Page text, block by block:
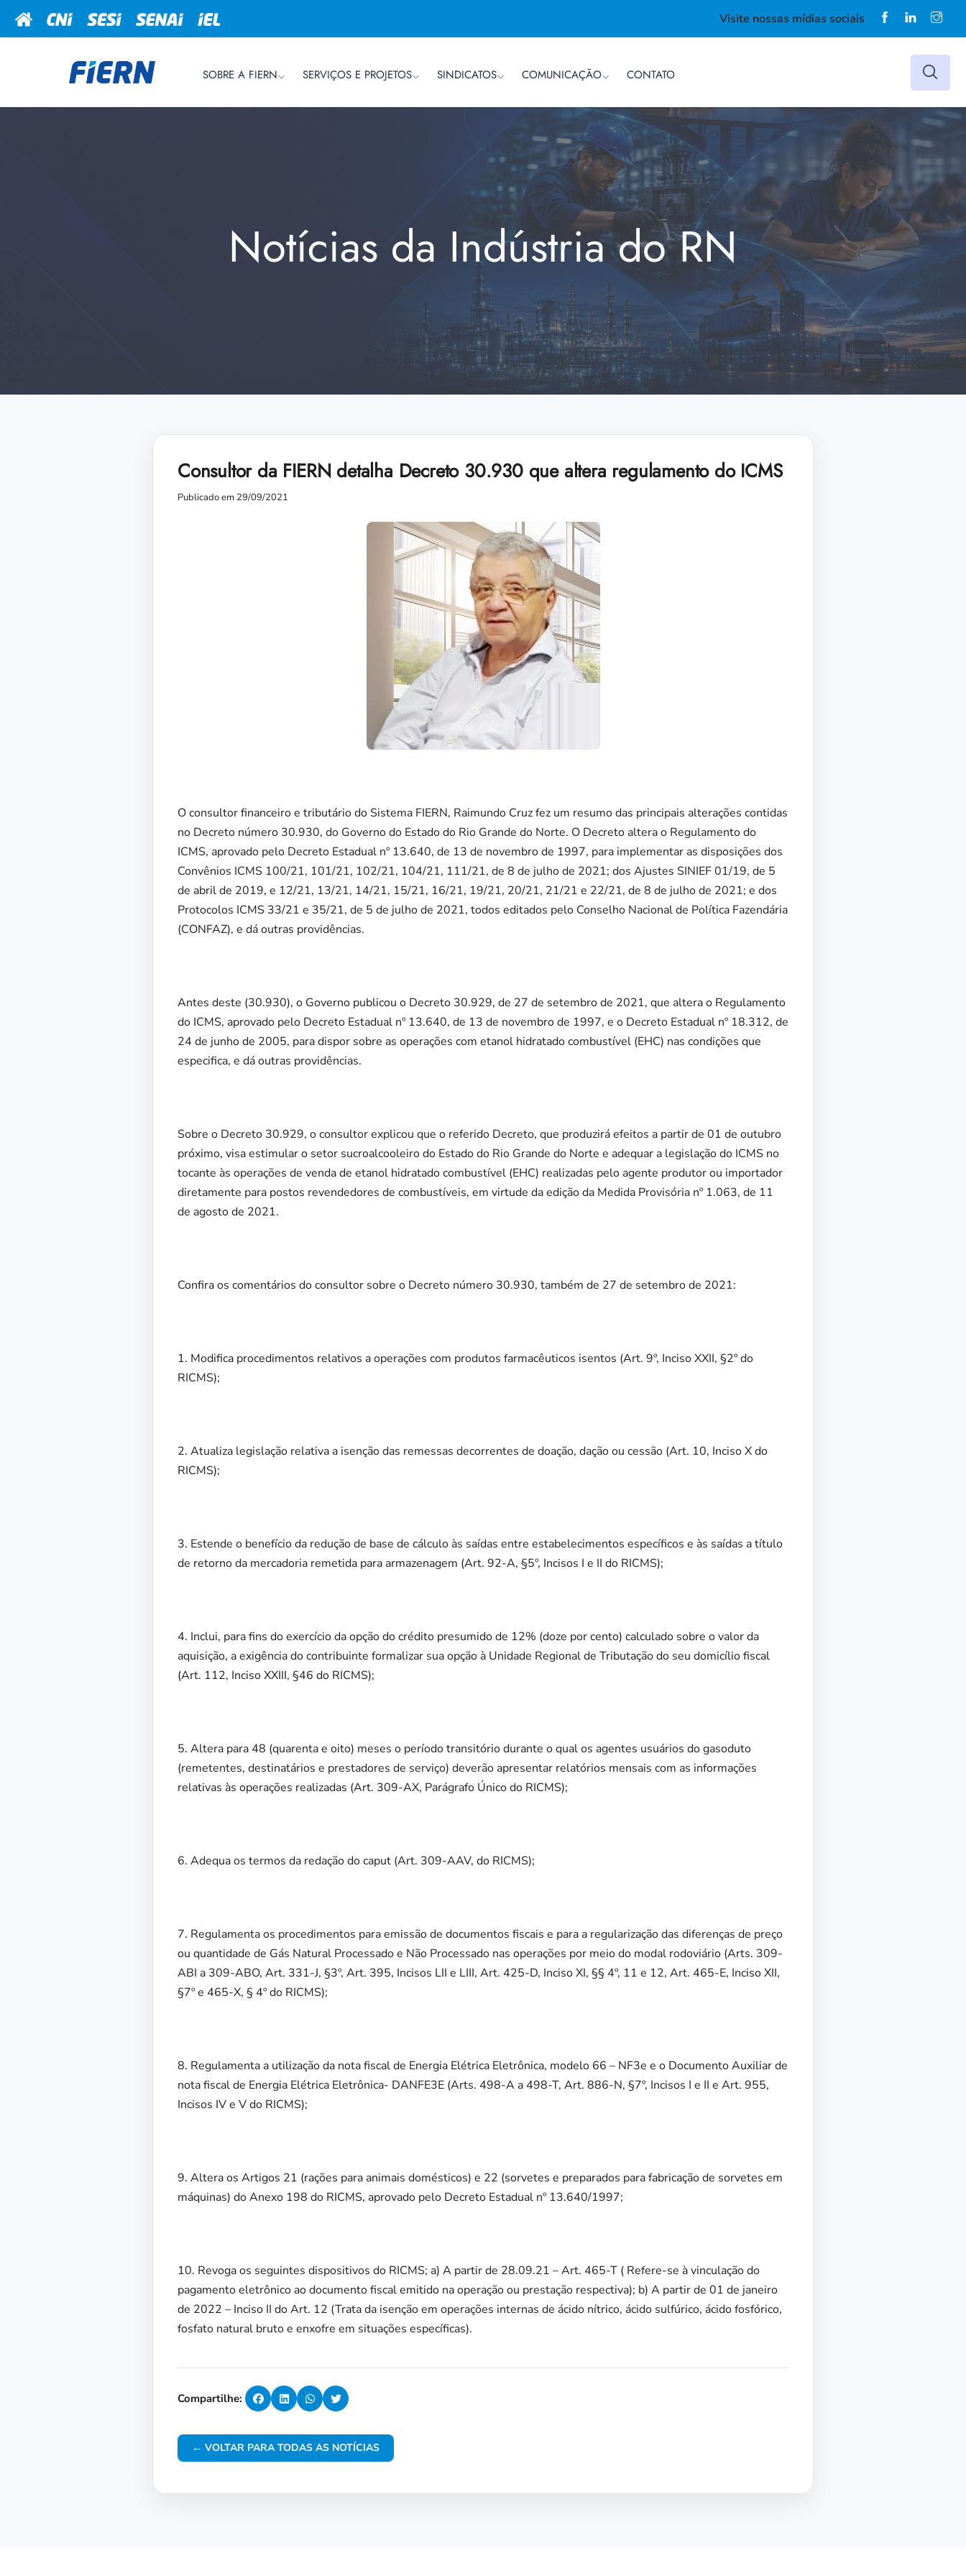
Visite nossas mídias sociais
SOBRE A FIERN SERVIÇOS E PROJETOS SINDICATOS COMUNICAÇÃO CONTATO
Notícias da Indústria do RN
Consultor da FIERN detalha Decreto 30.930 que altera regulamento do ICMS
Publicado em 29/09/2021
O consultor financeiro e tributário do Sistema FIERN, Raimundo Cruz fez um resumo das principais alterações contidas
no Decreto número 30.930, do Governo do Estado do Rio Grande do Norte. O Decreto altera o Regulamento do
ICMS, aprovado pelo Decreto Estadual nº 13.640, de 13 de novembro de 1997, para implementar as disposições dos
Convênios ICMS 100/21, 101/21, 102/21, 104/21, 111/21, de 8 de julho de 2021; dos Ajustes SINIEF 01/19, de 5
de abril de 2019, e 12/21, 13/21, 14/21, 15/21, 16/21, 19/21, 20/21, 21/21 e 22/21, de 8 de julho de 2021; e dos
Protocolos ICMS 33/21 e 35/21, de 5 de julho de 2021, todos editados pelo Conselho Nacional de Política Fazendária
(CONFAZ), e dá outras providências.
Antes deste (30.930), o Governo publicou o Decreto 30.929, de 27 de setembro de 2021, que altera o Regulamento
do ICMS, aprovado pelo Decreto Estadual nº 13.640, de 13 de novembro de 1997, e o Decreto Estadual nº 18.312, de
24 de junho de 2005, para dispor sobre as operações com etanol hidratado combustível (EHC) nas condições que
especifica, e dá outras providências.
Sobre o Decreto 30.929, o consultor explicou que o referido Decreto, que produzirá efeitos a partir de 01 de outubro
próximo, visa estimular o setor sucroalcooleiro do Estado do Rio Grande do Norte e adequar a legislação do ICMS no
tocante às operações de venda de etanol hidratado combustível (EHC) realizadas pelo agente produtor ou importador
diretamente para postos revendedores de combustíveis, em virtude da edição da Medida Provisória nº 1.063, de 11
de agosto de 2021.
Confira os comentários do consultor sobre o Decreto número 30.930, também de 27 de setembro de 2021:
1. Modifica procedimentos relativos a operações com produtos farmacêuticos isentos (Art. 9º, Inciso XXII, §2º do
RICMS);
2. Atualiza legislação relativa a isenção das remessas decorrentes de doação, dação ou cessão (Art. 10, Inciso X do
RICMS);
3. Estende o benefício da redução de base de cálculo às saídas entre estabelecimentos específicos e às saídas a título
de retorno da mercadoria remetida para armazenagem (Art. 92-A, §5º, Incisos I e II do RICMS);
4. Inclui, para fins do exercício da opção do crédito presumido de 12% (doze por cento) calculado sobre o valor da
aquisição, a exigência do contribuinte formalizar sua opção à Unidade Regional de Tributação do seu domicílio fiscal
(Art. 112, Inciso XXIII, §46 do RICMS);
5. Altera para 48 (quarenta e oito) meses o período transitório durante o qual os agentes usuários do gasoduto
(remetentes, destinatários e prestadores de serviço) deverão apresentar relatórios mensais com as informações
relativas às operações realizadas (Art. 309-AX, Parágrafo Único do RICMS);
6. Adequa os termos da redação do caput (Art. 309-AAV, do RICMS);
7. Regulamenta os procedimentos para emissão de documentos fiscais e para a regularização das diferenças de preço
ou quantidade de Gás Natural Processado e Não Processado nas operações por meio do modal rodoviário (Arts. 309-
ABI a 309-ABO, Art. 331-J, §3º, Art. 395, Incisos LII e LIII, Art. 425-D, Inciso XI, §§ 4º, 11 e 12, Art. 465-E, Inciso XII,
§7º e 465-X, § 4º do RICMS);
8. Regulamenta a utilização da nota fiscal de Energia Elétrica Eletrônica, modelo 66 – NF3e e o Documento Auxiliar de
nota fiscal de Energia Elétrica Eletrônica- DANFE3E (Arts. 498-A a 498-T, Art. 886-N, §7º, Incisos I e II e Art. 955,
Incisos IV e V do RICMS);
9. Altera os Artigos 21 (rações para animais domésticos) e 22 (sorvetes e preparados para fabricação de sorvetes em
máquinas) do Anexo 198 do RICMS, aprovado pelo Decreto Estadual nº 13.640/1997;
10. Revoga os seguintes dispositivos do RICMS; a) A partir de 28.09.21 – Art. 465-T ( Refere-se à vinculação do
pagamento eletrônico ao documento fiscal emitido na operação ou prestação respectiva); b) A partir de 01 de janeiro
de 2022 – Inciso II do Art. 12 (Trata da isenção em operações internas de ácido nítrico, ácido sulfúrico, ácido fosfórico,
fosfato natural bruto e enxofre em situações específicas).
Compartilhe:
← VOLTAR PARA TODAS AS NOTÍCIAS